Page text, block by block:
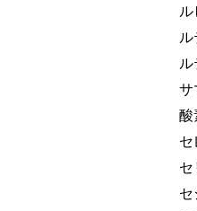
ル
ル
ル
サ
酸
セ
セ
セ